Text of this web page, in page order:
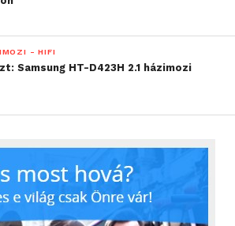
- HIFI
Samsung HT-D423H 2.1 házimozi